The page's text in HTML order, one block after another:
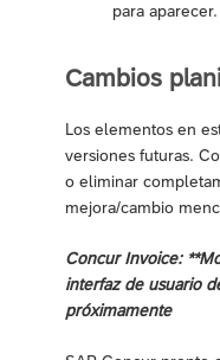
para aparecer.
Cambios
Los elementos en
versiones futuras.
o eliminar
mejora/cambio
Concur Invoice:
interfaz de usuario
próximamente